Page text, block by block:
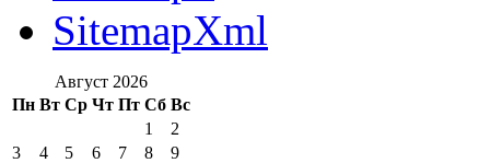
SitemapXml
Август 2026
Пн Вт Ср Чт Пт Сб Вс
1
2
3
4 5 6 7 8
9